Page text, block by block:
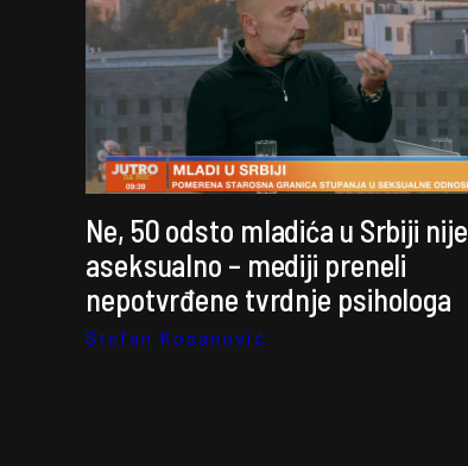
Ne, 50 odsto mladića u Srbiji nije
aseksualno – mediji preneli
nepotvrđene tvrdnje psihologa
Stefan Kosanović